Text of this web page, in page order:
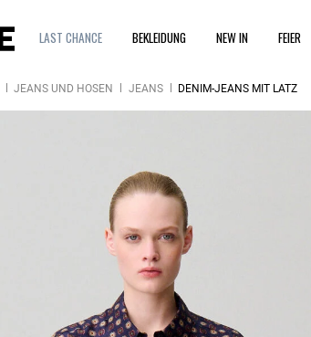
LAST CHANCE BEKLEIDUNG NEW IN FEIER
JEANS UND HOSEN JEANS DENIM-JEANS MIT LATZ